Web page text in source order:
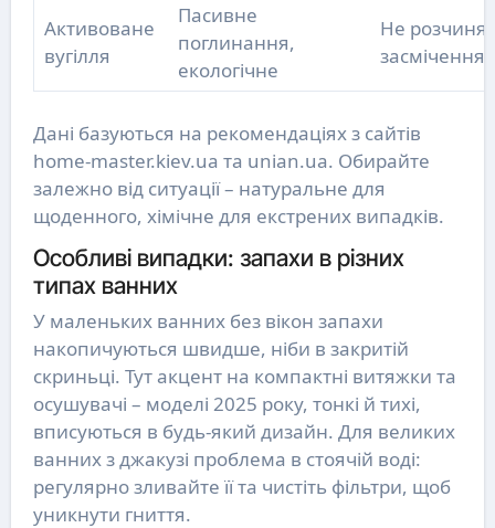
Активоване
вугілля
Пасивне
поглинання,
екологічне
Не розчиняє
засмічення
Дані базуються на рекомендаціях з сайтів
home-master.kiev.ua та unian.ua. Обирайте
залежно від ситуації – натуральне для
щоденного, хімічне для екстрених випадків.
Особливі випадки: запахи в різних
типах ванних
У маленьких ванних без вікон запахи
накопичуються швидше, ніби в закритій
скриньці. Тут акцент на компактні витяжки та
осушувачі – моделі 2025 року, тонкі й тихі,
вписуються в будь-який дизайн. Для великих
ванних з джакузі проблема в стоячій воді:
регулярно зливайте її та чистіть фільтри, щоб
уникнути гниття.